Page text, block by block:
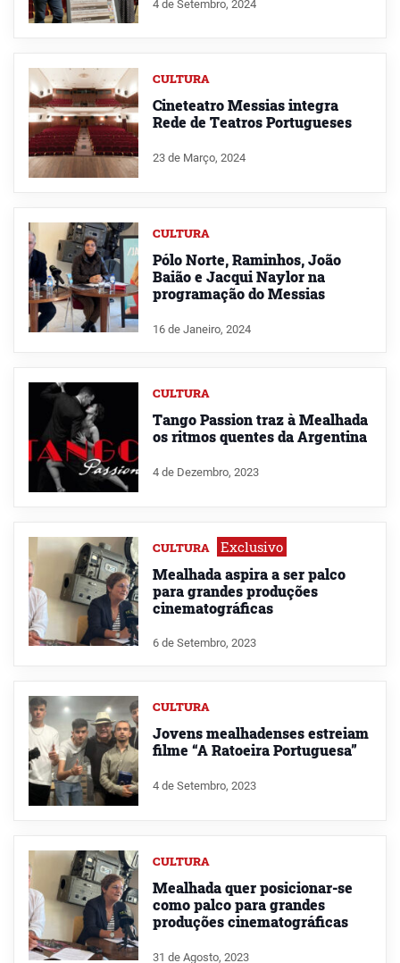
4 de Setembro, 2024
CULTURA
Cineteatro Messias integra
Rede de Teatros Portugueses
23 de Março, 2024
CULTURA
Pólo Norte, Raminhos, João
Baião e Jacqui Naylor na
programação do Messias
16 de Janeiro, 2024
CULTURA
Tango Passion traz à Mealhada
os ritmos quentes da Argentina
4 de Dezembro, 2023
CULTURA Exclusivo
Mealhada aspira a ser palco
para grandes produções
cinematográficas
6 de Setembro, 2023
CULTURA
Jovens mealhadenses estreiam
filme “A Ratoeira Portuguesa”
4 de Setembro, 2023
CULTURA
Mealhada quer posicionar-se
como palco para grandes
produções cinematográficas
31 de Agosto, 2023